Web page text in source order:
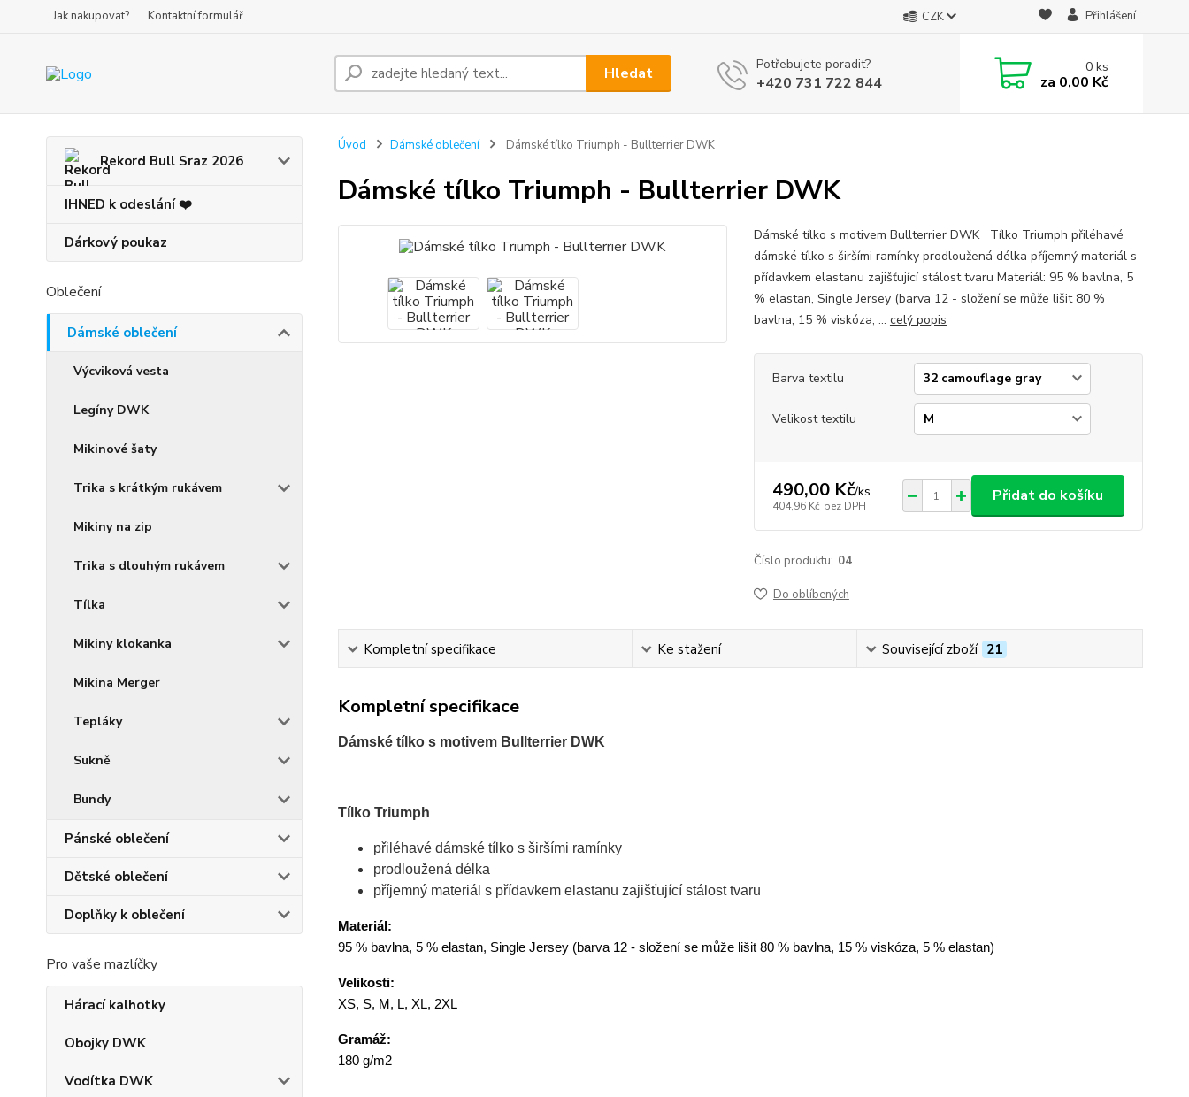
Jak nakupovat? Kontaktní formulář CZK Přihlášení
Hledat Potřebujete poradit?
+420 731 722 844
0ks
za 0,00 Kč
Rekord Bull Sraz 2026
IHNED k odeslání ❤️
Dárkový poukaz
Oblečení
Dámské oblečení
Výcviková vesta
Legíny DWK
Mikinové šaty
Trika s krátkým rukávem
Mikiny na zip
Trika s dlouhým rukávem
Tílka
Mikiny klokanka
Mikina Merger
Tepláky
Sukně
Bundy
Pánské oblečení
Dětské oblečení
Doplňky k oblečení
Pro vaše mazlíčky
Hárací kalhotky
Obojky DWK
Vodítka DWK
Úvod Dámské oblečení Dámské tílko Triumph - Bullterrier DWK
Dámské tílko Triumph - Bullterrier DWK
Dámské tílko s motivem Bullterrier DWK Tílko Triumph přiléhavé
dámské tílko s širšími ramínky prodloužená délka příjemný materiál s
přídavkem elastanu zajišťující stálost tvaru Materiál: 95 % bavlna, 5
% elastan, Single Jersey (barva 12 - složení se může lišit 80 %
bavlna, 15 % viskóza, ... celý popis
Barva textilu
Velikost textilu
490,00 Kč/ks
404,96 Kč bez DPH
Přidat do košíku
Číslo produktu: 04
Do oblíbených
Kompletní specifikace Ke stažení Související zboží 21
Kompletní specifikace
Dámské tílko s motivem Bullterrier DWK
Tílko Triumph
přiléhavé dámské tílko s širšími ramínky
prodloužená délka
příjemný materiál s přídavkem elastanu zajišťující stálost tvaru
Materiál:
95 % bavlna, 5 % elastan, Single Jersey (barva 12 - složení se může lišit 80 % bavlna, 15 % viskóza, 5 % elastan)
Velikosti:
XS, S, M, L, XL, 2XL
Gramáž:
180 g/m2